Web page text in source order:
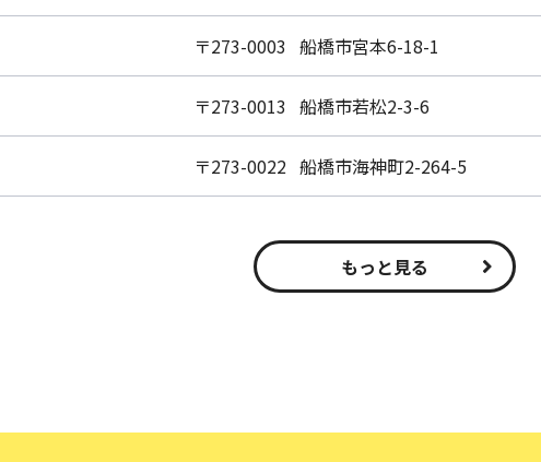
〒273-0003 船橋市宮本6-18-1
〒273-0013 船橋市若松2-3-6
〒273-0022 船橋市海神町2-264-5
もっと見る